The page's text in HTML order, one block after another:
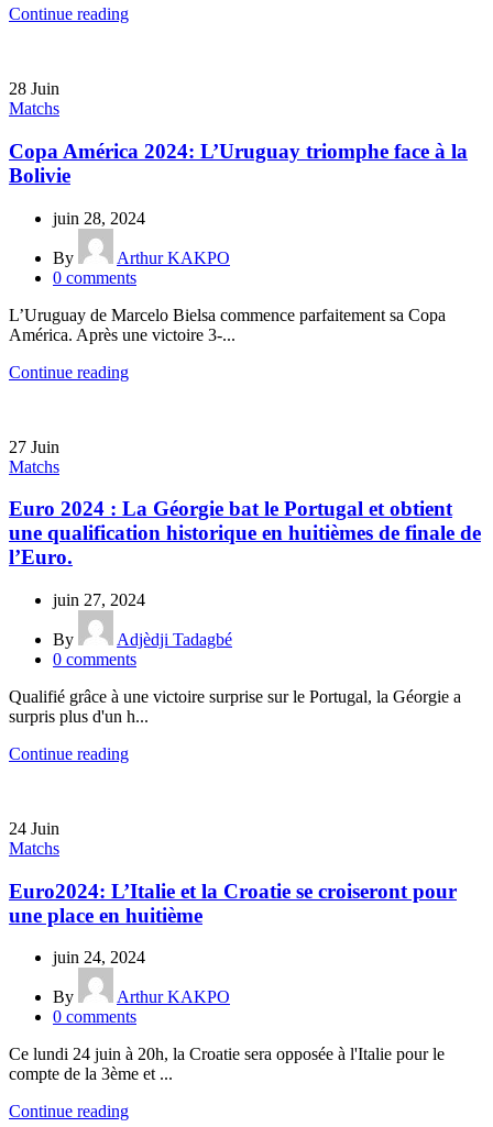
Continue reading
28 Juin
Matchs
Copa América 2024: L’Uruguay triomphe face à la
Bolivie
juin 28, 2024
By
Arthur KAKPO
0 comments
L’Uruguay de Marcelo Bielsa commence parfaitement sa Copa
América. Après une victoire 3-...
Continue reading
27 Juin
Matchs
Euro 2024 : La Géorgie bat le Portugal et obtient
une qualification historique en huitièmes de finale de
l’Euro.
juin 27, 2024
By
Adjèdji Tadagbé
0 comments
Qualifié grâce à une victoire surprise sur le Portugal, la Géorgie a
surpris plus d'un h...
Continue reading
24 Juin
Matchs
Euro2024: L’Italie et la Croatie se croiseront pour
une place en huitième
juin 24, 2024
By
Arthur KAKPO
0 comments
Ce lundi 24 juin à 20h, la Croatie sera opposée à l'Italie pour le
compte de la 3ème et ...
Continue reading